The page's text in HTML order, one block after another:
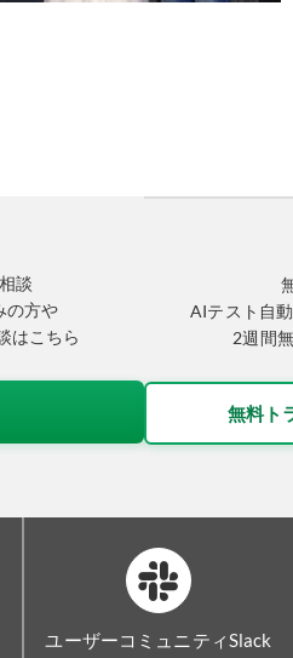
談
の方や
はこちら
AIテスト自
2週間
無料ト
ユーザーコミュニティSlack